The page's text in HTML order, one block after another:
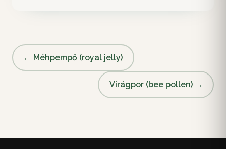
← Méhpempő (royal jelly)
Virágpor (bee pollen) →